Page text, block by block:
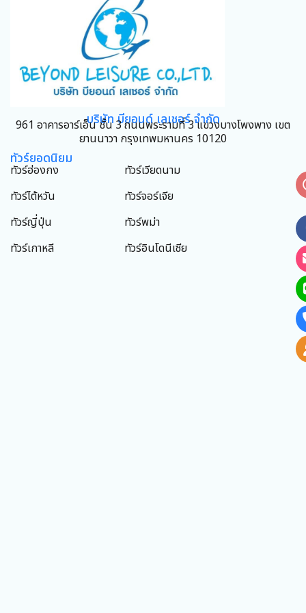
บริษัท บียอนด์ เลเชอร์ จำกัด
961 อาคารอาร์เอ็น ชั้น 3 ถนนพระรามที่ 3 แขวงบางโพงพาง เขต
ยานนาวา กรุงเทพมหานคร 10120
ทัวร์ยอดนิยม
ทัวร์ฮ่องกง
ทัวร์ไต้หวัน
ทัวร์ญี่ปุ่น
ทัวร์เกาหลี
ทัวร์เวียดนาม
ทัวร์จอร์เจีย
ทัวร์พม่า
ทัวร์อินโดนีเซีย